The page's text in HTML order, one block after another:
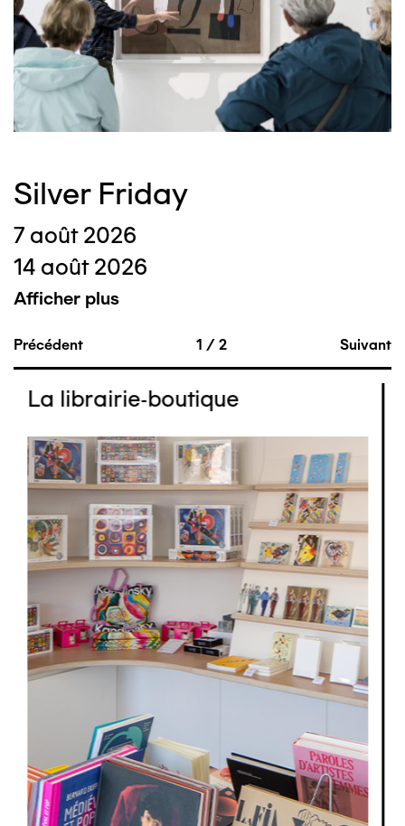
Silver Friday
7 août 2026
14 août 2026
Afficher plus
Précédent 1 / 2 Suivant
La librairie-boutique
Image